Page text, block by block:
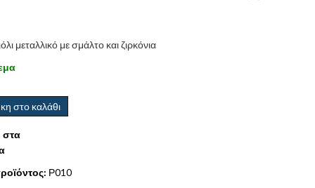
μεταλλικό με σμάλτο και ζιρκόνια
στο καλάθι
Ρ010